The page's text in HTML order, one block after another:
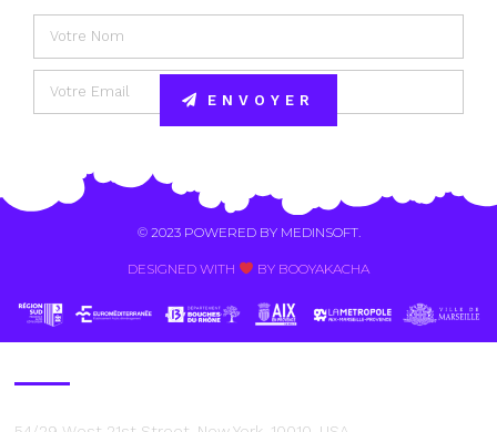
ENVOYER
© 2023 POWERED BY MEDINSOFT.
DESIGNED WITH BY BOOYAKACHA​